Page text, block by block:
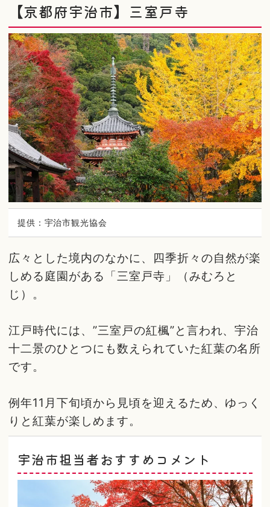
【京都府宇治市】三室戸寺
提供：宇治市観光協会
広々とした境内のなかに、四季折々の自然が楽
しめる庭園がある「三室戸寺」（みむろと
じ）。
江戸時代には、”三室戸の紅楓”と言われ、宇治
十二景のひとつにも数えられていた紅葉の名所
です。
例年11月下旬頃から見頃を迎えるため、ゆっく
りと紅葉が楽しめます。
宇治市担当者おすすめコメント